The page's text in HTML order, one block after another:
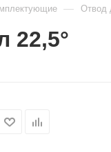
— Отвод
22,5°